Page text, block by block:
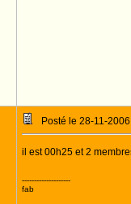
Posté le 28-11-
il est 00h25 et 2
--------------------
fab